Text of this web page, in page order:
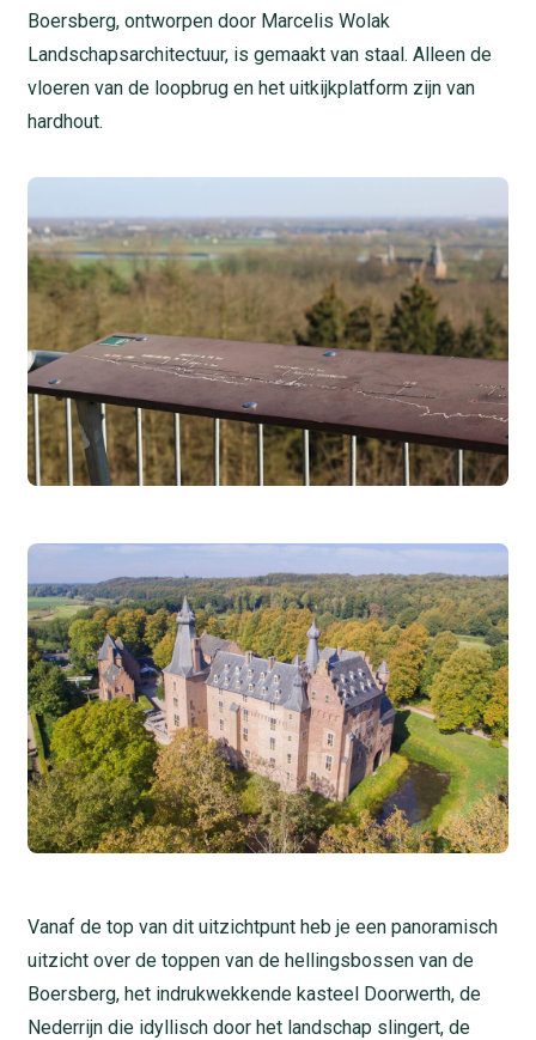
Boersberg, ontworpen door Marcelis Wolak
Landschapsarchitectuur, is gemaakt van staal. Alleen de
vloeren van de loopbrug en het uitkijkplatform zijn van
hardhout.
Vanaf de top van dit uitzichtpunt heb je een panoramisch
uitzicht over de toppen van de hellingsbossen van de
Boersberg, het indrukwekkende kasteel Doorwerth, de
Nederrijn die idyllisch door het landschap slingert, de